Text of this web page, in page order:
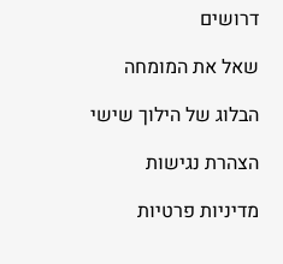
דרושים
שאל את המומחה
הבלוג של הילוך שישי
הצהרת נגישות
מדיניות פרטיות